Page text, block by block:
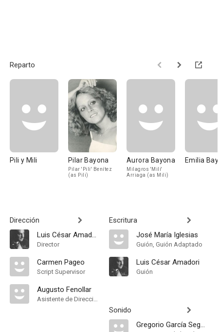
Reparto
Pili y Mili Pilar Bayona
Pilar 'Pili' Benítez
(as Pili)
Aurora Bayona
Milagros 'Mili'
Arriaga (as Mili)
Emilia
Dirección
Luis César Amadori
Director
Carmen Pageo
Script Supervisor
Augusto Fenollar
Asistente de Dirección
Escritura
José María Iglesias
Guión, Guión Adaptado
Luis César Amadori
Guión
Sonido
Gregorio García Segura